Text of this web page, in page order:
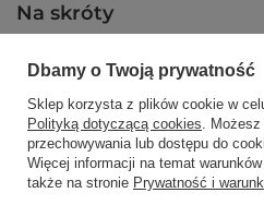
Na skróty
Dbamy o Twoją prywatność
Sklep korzysta z plików cookie w
Polityką dotyczącą cookies. Możesz
przechowywania lub dostępu do
Więcej informacji na temat
także na stronie Prywatność i